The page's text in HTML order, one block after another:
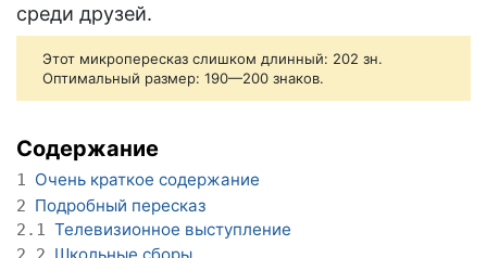
среди друзей.
Этот микропересказ слишком длинный: 202 зн.
Оптимальный размер: 190—200 знаков.
Содержание
1 Очень краткое содержание
2 Подробный пересказ
2.1 Телевизионное выступление